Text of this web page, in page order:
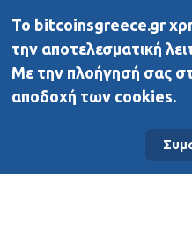
To bitcoinsgreece.gr
την αποτελεσματική
Με την πλοήγησή σας
αποδοχή των cookies.